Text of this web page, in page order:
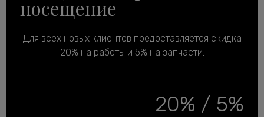
посещение
Для всех новых клиентов предоставляется скидка
20% на работы и 5% на запчасти.
20% / 5%